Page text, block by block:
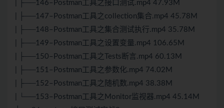
| ├──146–Postman工具之接口测试.mp4 47.93M
| ├──147–Postman工具之collection集合.mp4 45.78M
| ├──148–Postman工具之集合测试执行.mp4 35.78M
| ├──149–Postman工具之设置变量.mp4 106.65M
| ├──150–Postman工具之Tests断言.mp4 60.13M
| ├──151–Postman工具之参数化.mp4 74.02M
| ├──152–Postman工具之随机数.mp4 38.38M
| └──153–Postman工具之Monitor监视器.mp4 45.14M